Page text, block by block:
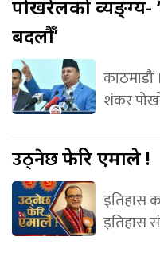
पोखरेलको व्यङ्ग्य-
बदलौँ’
शंकर
उठ्नेछफेरि एमाले !
इतिहास
इतिहास